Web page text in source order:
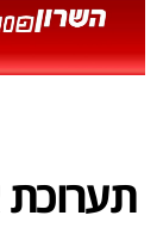
תערוכת